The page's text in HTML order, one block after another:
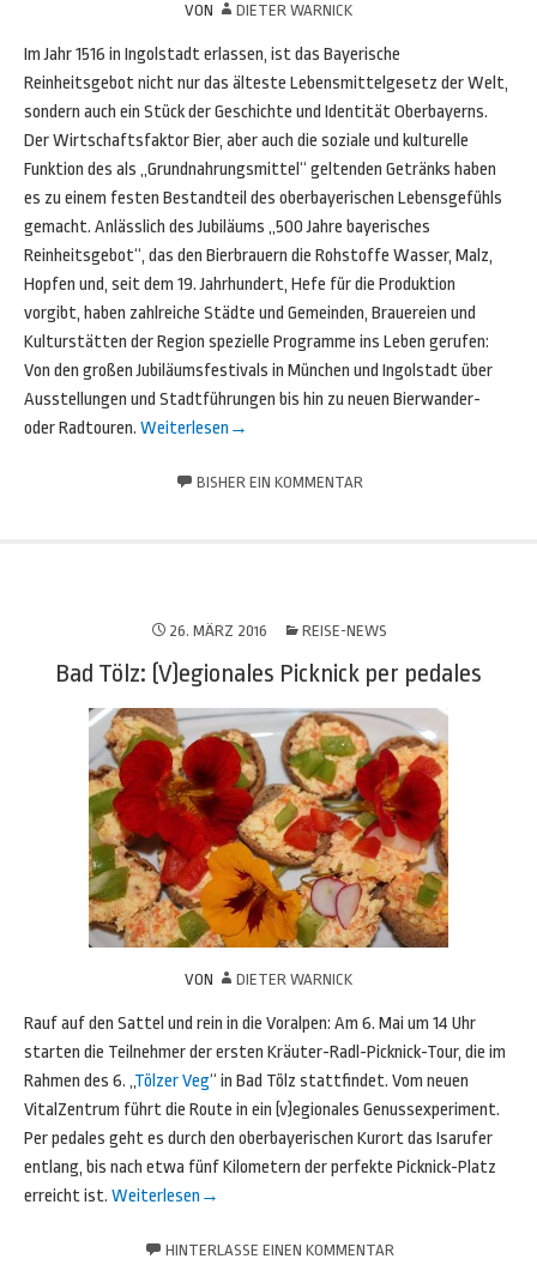
VON DIETER WARNICK
Im Jahr 1516 in Ingolstadt erlassen, ist das Bayerische
Reinheitsgebot nicht nur das älteste Lebensmittelgesetz der Welt,
sondern auch ein Stück der Geschichte und Identität Oberbayerns.
Der Wirtschaftsfaktor Bier, aber auch die soziale und kulturelle
Funktion des als „Grundnahrungsmittel“ geltenden Getränks haben
es zu einem festen Bestandteil des oberbayerischen Lebensgefühls
gemacht. Anlässlich des Jubiläums „500 Jahre bayerisches
Reinheitsgebot“, das den Bierbrauern die Rohstoffe Wasser, Malz,
Hopfen und, seit dem 19. Jahrhundert, Hefe für die Produktion
vorgibt, haben zahlreiche Städte und Gemeinden, Brauereien und
Kulturstätten der Region spezielle Programme ins Leben gerufen:
Von den großen Jubiläumsfestivals in München und Ingolstadt über
Ausstellungen und Stadtführungen bis hin zu neuen Bierwander-
oder Radtouren. Weiterlesen →
BISHER EIN KOMMENTAR
26. MÄRZ 2016 REISE-NEWS
Bad Tölz: (V)egionales Picknick per pedales
VON DIETER WARNICK
Rauf auf den Sattel und rein in die Voralpen: Am 6. Mai um 14 Uhr
starten die Teilnehmer der ersten Kräuter-Radl-Picknick-Tour, die im
Rahmen des 6. „Tölzer Veg“ in Bad Tölz stattfindet. Vom neuen
VitalZentrum führt die Route in ein (v)egionales Genussexperiment.
Per pedales geht es durch den oberbayerischen Kurort das Isarufer
entlang, bis nach etwa fünf Kilometern der perfekte Picknick-Platz
erreicht ist. Weiterlesen →
HINTERLASSE EINEN KOMMENTAR